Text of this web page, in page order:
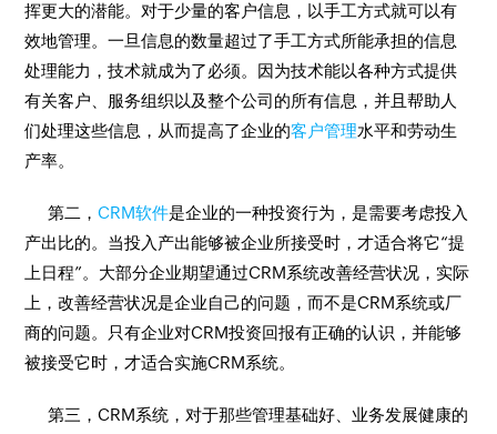
挥更大的潜能。对于少量的客户信息，以手工方式就可以有
效地管理。一旦信息的数量超过了手工方式所能承担的信息
处理能力，技术就成为了必须。因为技术能以各种方式提供
有关客户、服务组织以及整个公司的所有信息，并且帮助人
们处理这些信息，从而提高了企业的客户管理水平和劳动生
产率。
第二，CRM软件是企业的一种投资行为，是需要考虑投入
产出比的。当投入产出能够被企业所接受时，才适合将它“提
上日程”。大部分企业期望通过CRM系统改善经营状况，实际
上，改善经营状况是企业自己的问题，而不是CRM系统或厂
商的问题。只有企业对CRM投资回报有正确的认识，并能够
被接受它时，才适合实施CRM系统。
第三，CRM系统，对于那些管理基础好、业务发展健康的